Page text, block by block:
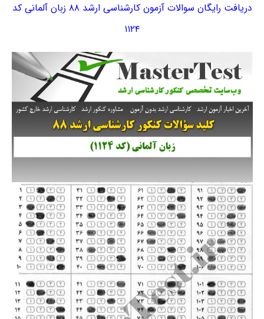
دریافت رایگان سوالات آزمون کارشناسی ارشد ۸۸ زبان آلمانی کد
۱۱۲۴